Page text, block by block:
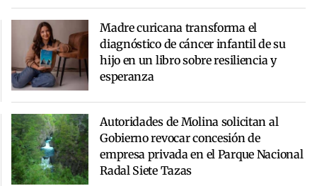
Madre curicana transforma el
diagnóstico de cáncer infantil de su
hijo en un libro sobre resiliencia y
esperanza
Autoridades de Molina solicitan al
Gobierno revocar concesión de
empresa privada en el Parque Nacional
Radal Siete Tazas